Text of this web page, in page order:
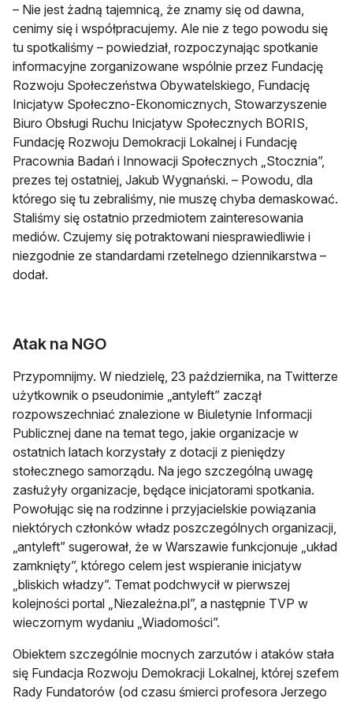
– Nie jest żadną tajemnicą, że znamy się od dawna,
cenimy się i współpracujemy. Ale nie z tego powodu się
tu spotkaliśmy – powiedział, rozpoczynając spotkanie
informacyjne zorganizowane wspólnie przez Fundację
Rozwoju Społeczeństwa Obywatelskiego, Fundację
Inicjatyw Społeczno-Ekonomicznych, Stowarzyszenie
Biuro Obsługi Ruchu Inicjatyw Społecznych BORIS,
Fundację Rozwoju Demokracji Lokalnej i Fundację
Pracownia Badań i Innowacji Społecznych „Stocznia”,
prezes tej ostatniej, Jakub Wygnański. – Powodu, dla
którego się tu zebraliśmy, nie muszę chyba demaskować.
Staliśmy się ostatnio przedmiotem zainteresowania
mediów. Czujemy się potraktowani niesprawiedliwie i
niezgodnie ze standardami rzetelnego dziennikarstwa –
dodał.
Atak na NGO
Przypomnijmy. W niedzielę, 23 października, na Twitterze
użytkownik o pseudonimie „antyleft” zaczął
rozpowszechniać znalezione w Biuletynie Informacji
Publicznej dane na temat tego, jakie organizacje w
ostatnich latach korzystały z dotacji z pieniędzy
stołecznego samorządu. Na jego szczególną uwagę
zasłużyły organizacje, będące inicjatorami spotkania.
Powołując się na rodzinne i przyjacielskie powiązania
niektórych członków władz poszczególnych organizacji,
„antyleft” sugerował, że w Warszawie funkcjonuje „układ
zamknięty”, którego celem jest wspieranie inicjatyw
„bliskich władzy”. Temat podchwycił w pierwszej
kolejności portal „Niezależna.pl”, a następnie TVP w
wieczornym wydaniu „Wiadomości”.
Obiektem szczególnie mocnych zarzutów i ataków stała
się Fundacja Rozwoju Demokracji Lokalnej, której szefem
Rady Fundatorów (od czasu śmierci profesora Jerzego